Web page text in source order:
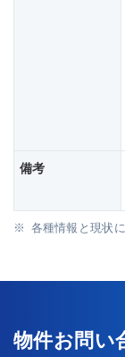
備考
各種情報と現状
物件お問い